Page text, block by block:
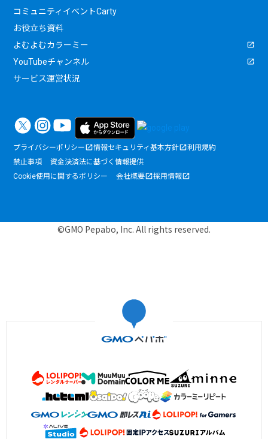
コミュニティイベントCarty
お役立ち資料
よむよむカラーミー
YouTubeチャンネル
サービス運営状況
プライバシーポリシー 情報セキュリティ基本方針
利用規約
禁止事項
資金決済法に基づく情報提供
Cookie使用に関するポリシー
会社概要 採用情報
©GMO Pepabo, Inc. All rights reserved.